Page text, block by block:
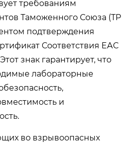
требованиям
Таможенного Союза (ТР
подтверждения
Соответствия ЕАС
знак гарантирует, что
лабораторные
и
во взрывоопасных